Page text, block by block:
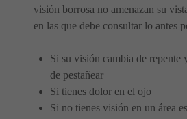
visión borrosa no amenazan su
en las que debe consultar lo antes
Si su visión cambia de repente
de pestañear
Si tienes dolor en el ojo
Si no tienes visión en un área